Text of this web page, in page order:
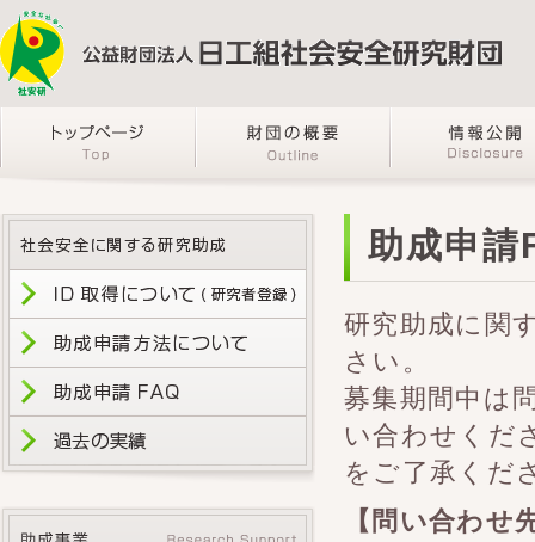
助成申請
研究助成に関
さい。
募集期間中は
い合わせくだ
をご了承くだ
【問い合わせ